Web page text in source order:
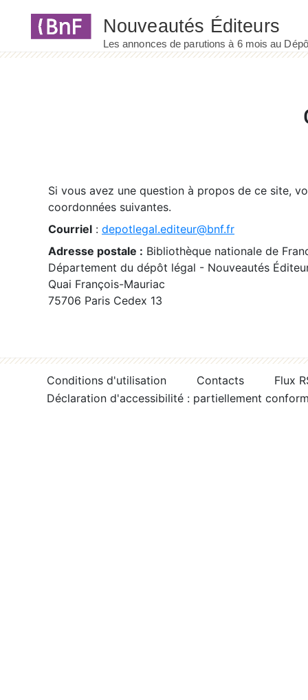
Si vous avez une question à propos de ce site,
coordonnées suivantes.
Courriel : depotlegal.editeur@bnf.fr
Adresse postale : Bibliothèque nationale de
Département du dépôt légal - Nouveautés
Quai François-Mauriac
75706 Paris Cedex 13
Conditions d'utilisation Contacts
Flux
Déclaration d'accessibilité : partiellement